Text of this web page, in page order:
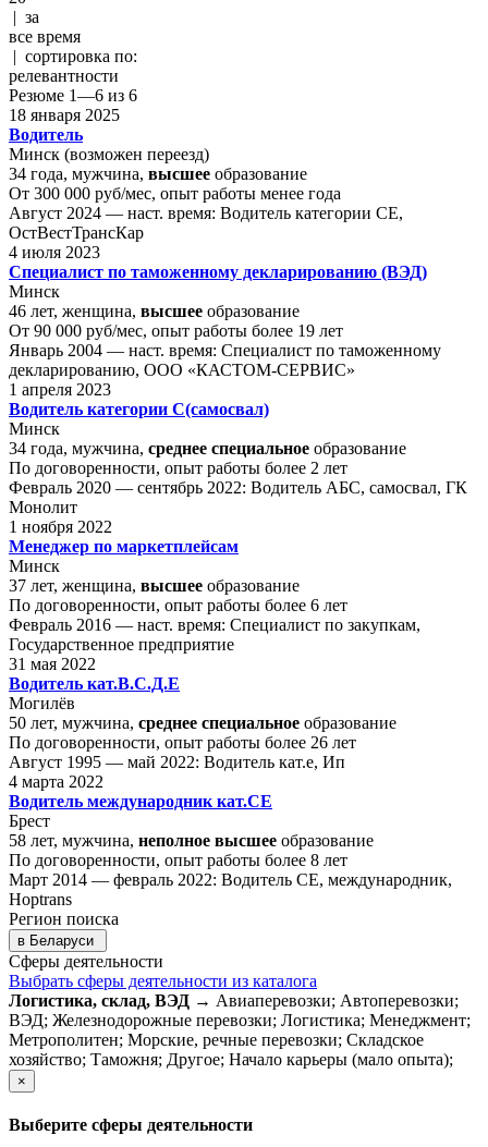
| за
все время
| сортировка по:
релевантности
Резюме 1—6 из 6
18 января 2025
Водитель
Минск (возможен переезд)
34 года, мужчина, высшее образование
От 300 000 руб/мес, опыт работы менее года
Август 2024 — наст. время: Водитель категории СЕ,
ОстВестТрансКар
4 июля 2023
Специалист по таможенному декларированию (ВЭД)
Минск
46 лет, женщина, высшее образование
От 90 000 руб/мес, опыт работы более 19 лет
Январь 2004 — наст. время: Специалист по таможенному
декларированию, ООО «КАСТОМ-СЕРВИС»
1 апреля 2023
Водитель категории С(самосвал)
Минск
34 года, мужчина, среднее специальное образование
По договоренности, опыт работы более 2 лет
Февраль 2020 — сентябрь 2022: Водитель АБС, самосвал, ГК
Монолит
1 ноября 2022
Менеджер по маркетплейсам
Минск
37 лет, женщина, высшее образование
По договоренности, опыт работы более 6 лет
Февраль 2016 — наст. время: Специалист по закупкам,
Государственное предприятие
31 мая 2022
Водитель кат.В.С.Д.Е
Могилёв
50 лет, мужчина, среднее специальное образование
По договоренности, опыт работы более 26 лет
Август 1995 — май 2022: Водитель кат.е, Ип
4 марта 2022
Водитель международник кат.СЕ
Брест
58 лет, мужчина, неполное высшее образование
По договоренности, опыт работы более 8 лет
Март 2014 — февраль 2022: Водитель СЕ, международник,
Hoptrans
Регион поиска
в Беларуси
Сферы деятельности
Выбрать сферы деятельности из каталога
Логистика, склад, ВЭД → Авиаперевозки; Автоперевозки;
ВЭД; Железнодорожные перевозки; Логистика; Менеджмент;
Метрополитен; Морские, речные перевозки; Складское
хозяйство; Таможня; Другое; Начало карьеры (мало опыта);
×
Выберите сферы деятельности